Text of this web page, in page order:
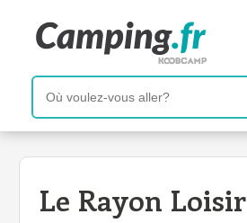
Le Rayon Loisir
+
−